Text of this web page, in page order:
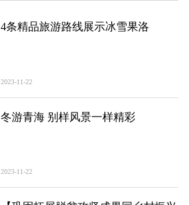
4条精品旅游路线展示冰雪果洛
2023-11-22
冬游青海 别样风景一样精彩
2023-11-22